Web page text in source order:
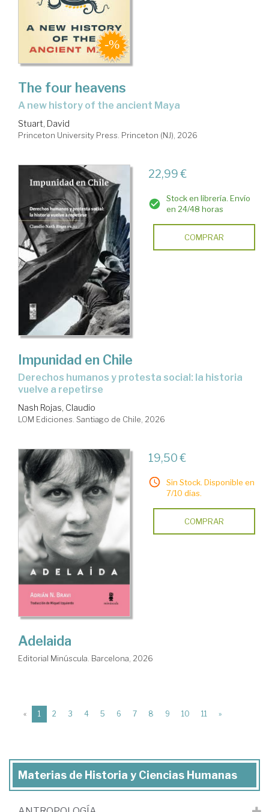
The four heavens
a new history of the ancient Maya
Stuart, David
Princeton University Press. Princeton (NJ), 2026
22,99 €
Stock en librería. Envío
en 24/48 horas
COMPRAR
Impunidad en Chile
Derechos humanos y protesta social: la historia
vuelve a repetirse
Nash Rojas, Claudio
LOM Ediciones. Santiago de Chile, 2026
19,50 €
Sin Stock. Disponible en
7/10 días.
COMPRAR
Adelaida
Editorial Minúscula. Barcelona, 2026
« 1 (current)
2 3 4 5 6 7 8 9 10 11 »
Materias de Historia y Ciencias Humanas